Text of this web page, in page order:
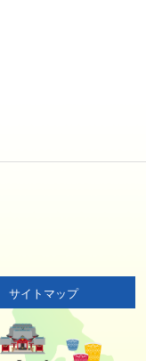
サイトマップ